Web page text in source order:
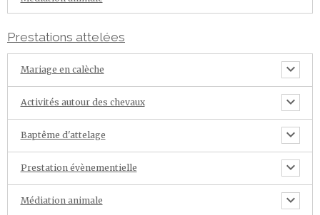
Prestations attelées
Mariage en calèche
Activités autour des chevaux
Baptême d'attelage
Prestation évènementielle
Médiation animale